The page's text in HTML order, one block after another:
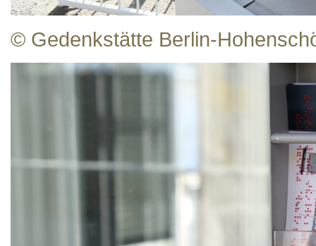
© Gedenkstätte Berlin-